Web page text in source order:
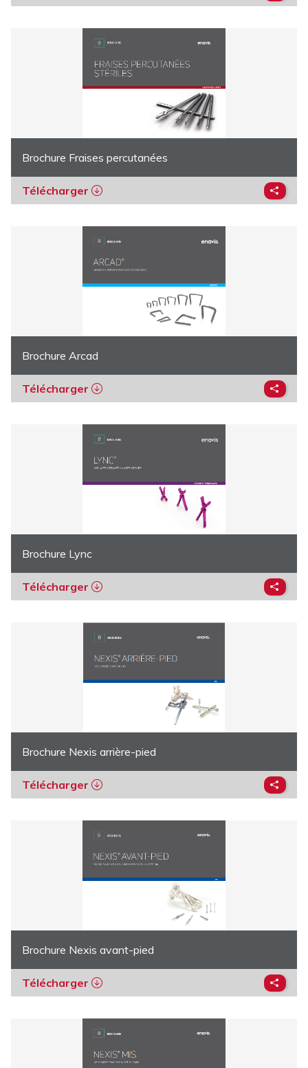
Brochure Fraises percutanées
Télécharger
Brochure Arcad
Télécharger
Brochure Lync
Télécharger
Brochure Nexis arrière-pied
Télécharger
Brochure Nexis avant-pied
Télécharger